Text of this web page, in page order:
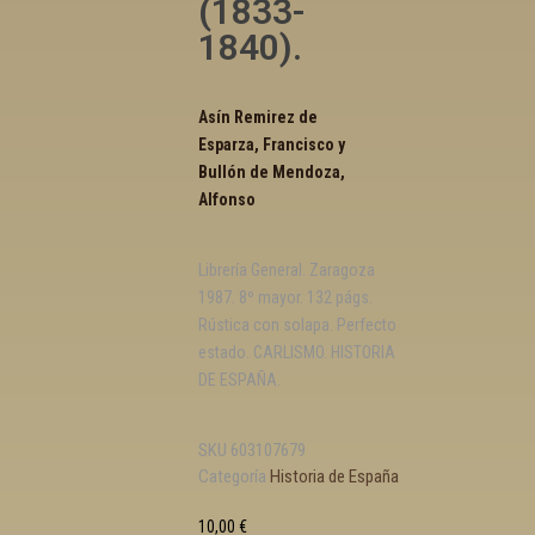
(1833-
1840).
Asín Remirez de
Esparza, Francisco y
Bullón de Mendoza,
Alfonso
Librería General. Zaragoza
1987. 8º mayor. 132 págs.
Rústica con solapa. Perfecto
estado. CARLISMO. HISTORIA
DE ESPAÑA.
SKU 603107679
Categoría Historia de España
10,00 €